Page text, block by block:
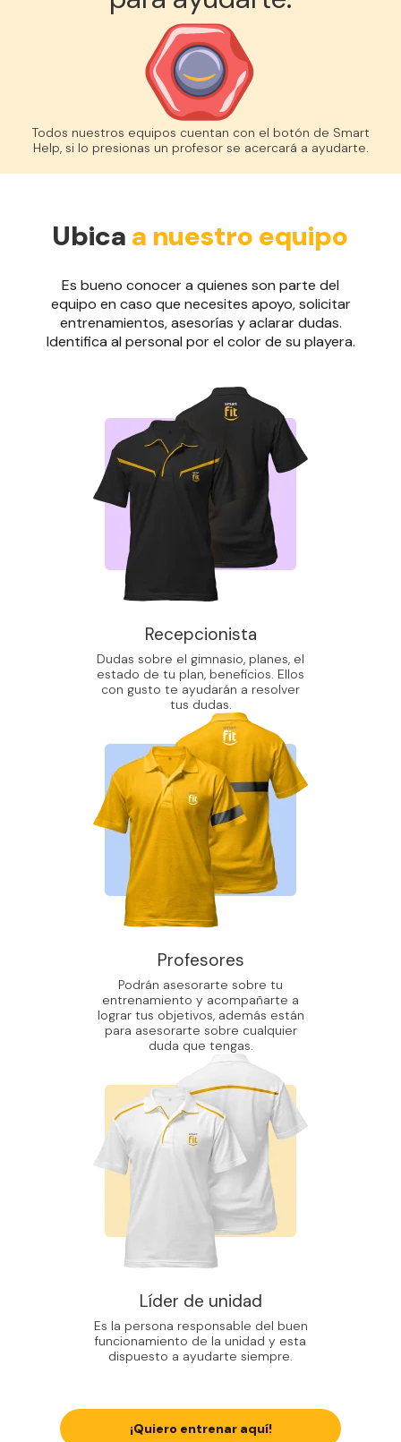
Todos nuestros equipos cuentan con el botón de Smart
Help, si lo presionas un profesor se acercará a ayudarte.
Ubica a nuestro equipo
Es bueno conocer a quienes son parte del
equipo en caso que necesites apoyo, solicitar
entrenamientos, asesorías y aclarar dudas.
Identifica al personal por el color de su playera.
Recepcionista
Dudas sobre el gimnasio, planes, el
estado de tu plan, beneficios. Ellos
con gusto te ayudarán a resolver
tus dudas.
Profesores
Podrán asesorarte sobre tu
entrenamiento y acompañarte a
lograr tus objetivos, además están
para asesorarte sobre cualquier
duda que tengas.
Líder de unidad
Es la persona responsable del buen
funcionamiento de la unidad y esta
dispuesto a ayudarte siempre.
¡Quiero entrenar aquí!